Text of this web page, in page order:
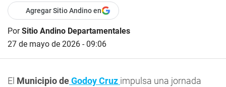
Agregar Sitio Andino en
PorSitio Andino Departamentales
27 de mayo de 2026 - 09:06
El Municipio deGodoy Cruz impulsa una jornada